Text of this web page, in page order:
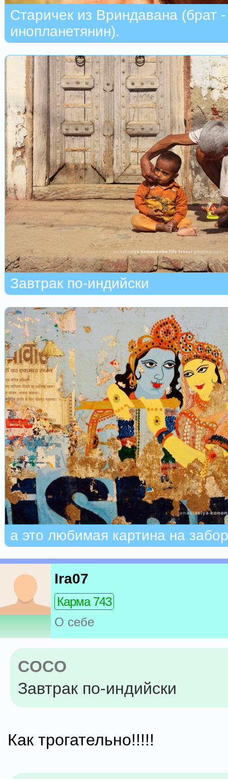
Старичек из Вриндавана (брат -
инопланетянин).
Завтрак по-индийски
а это любимая картина на
Ira07
Карма 743
О себе
COCO
Завтрак по-индийски
Как трогательно!!!!!